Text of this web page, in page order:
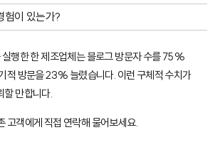
험이 있는가?
행한 한 제조업체는 블로그 방문자 수를 75%
적 방문을 23% 늘렸습니다. 이런 구체적 수치가
만합니다.
고객에게 직접 연락해 물어보세요.